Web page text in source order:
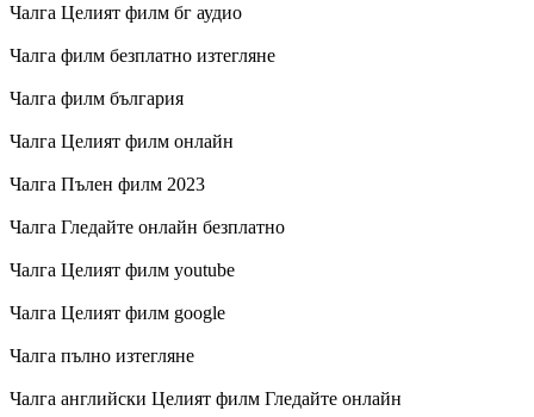
Чалга Целият филм бг аудио
Чалга филм безплатно изтегляне
Чалга филм българия
Чалга Целият филм онлайн
Чалга Пълен филм 2023
Чалга Гледайте онлайн безплатно
Чалга Целият филм youtube
Чалга Целият филм google
Чалга пълно изтегляне
Чалга английски Целият филм Гледайте онлайн